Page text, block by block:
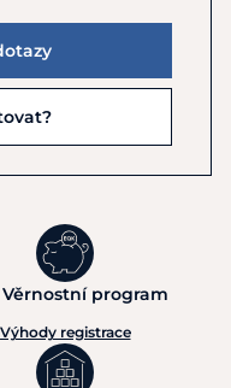
Věrnostní program
Výhody registrace